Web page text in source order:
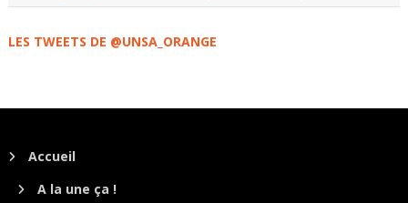
LES TWEETS DE @UNSA_ORANGE
Accueil
A la une ça !